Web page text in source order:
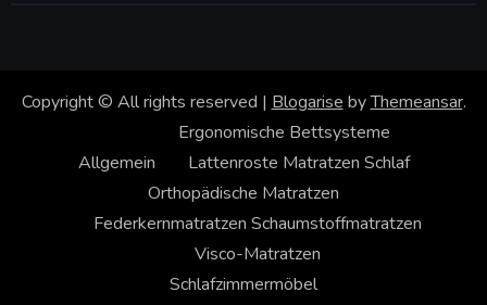
Copyright © All rights reserved | Blogarise byThemeansar.
Allgemein
Ergonomische Bettsysteme
Lattenroste Matratzen Schlaf
Orthopädische Matratzen
Federkernmatratzen Schaumstoffmatratzen
Visco-Matratzen
Schlafzimmermöbel